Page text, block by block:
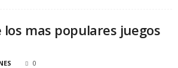
los mas populares juegos
0